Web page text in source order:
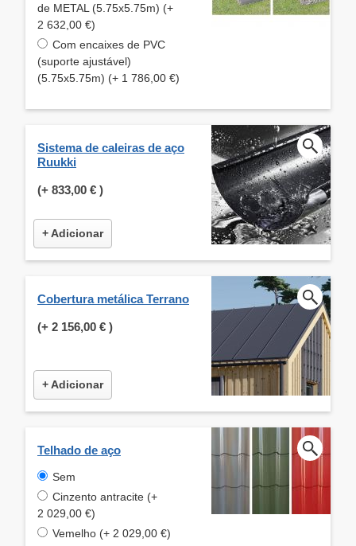
de METAL (5.75x5.75m) (+
2 632,00 €)
Com encaixes de PVC
(suporte ajustável)
(5.75x5.75m) (+ 1 786,00 €)
Sistema de caleiras de aço
Ruukki
(+ 833,00 € )
+ Adicionar
Cobertura metálica Terrano
(+ 2 156,00 € )
+ Adicionar
Telhado de aço
Sem
Cinzento antracite (+
2 029,00 €)
Vemelho (+ 2 029,00 €)